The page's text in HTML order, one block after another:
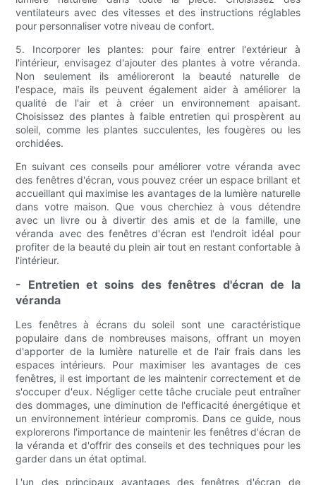
ventilateurs avec des vitesses et des instructions réglables
pour personnaliser votre niveau de confort.
5. Incorporer les plantes: pour faire entrer l'extérieur à
l'intérieur, envisagez d'ajouter des plantes à votre véranda.
Non seulement ils amélioreront la beauté naturelle de
l'espace, mais ils peuvent également aider à améliorer la
qualité de l'air et à créer un environnement apaisant.
Choisissez des plantes à faible entretien qui prospèrent au
soleil, comme les plantes succulentes, les fougères ou les
orchidées.
En suivant ces conseils pour améliorer votre véranda avec
des fenêtres d'écran, vous pouvez créer un espace brillant et
accueillant qui maximise les avantages de la lumière naturelle
dans votre maison. Que vous cherchiez à vous détendre
avec un livre ou à divertir des amis et de la famille, une
véranda avec des fenêtres d'écran est l'endroit idéal pour
profiter de la beauté du plein air tout en restant confortable à
l'intérieur.
- Entretien et soins des fenêtres d'écran de la
véranda
Les fenêtres à écrans du soleil sont une caractéristique
populaire dans de nombreuses maisons, offrant un moyen
d'apporter de la lumière naturelle et de l'air frais dans les
espaces intérieurs. Pour maximiser les avantages de ces
fenêtres, il est important de les maintenir correctement et de
s'occuper d'eux. Négliger cette tâche cruciale peut entraîner
des dommages, une diminution de l'efficacité énergétique et
un environnement intérieur compromis. Dans ce guide, nous
explorerons l'importance de maintenir les fenêtres d'écran de
la véranda et d'offrir des conseils et des techniques pour les
garder dans un état optimal.
L'un des principaux avantages des fenêtres d'écran de